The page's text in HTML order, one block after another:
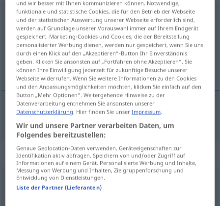
Wahlspruchm
Übersicht aller Übersetzungen
(Für mehr Details die Übersetzung anklicken/antippen)
devise
devisef Wahlspruch
Synonyme für "Wahlspruch"
Leitspruch,Parole,Maxime
und wir besser mit Ihnen kommunizieren können. Notwendige,
funktionale und statistische Cookies, die für den Betrieb der Webseite
und der statistischen Auswertung unserer Webseite erforderlich sind,
werden auf Grundlage unserer Vorauswahl immer auf Ihrem Endgerät
gespeichert. Marketing-Cookies und Cookies, die der Bereitstellung
personalisierter Werbung dienen, werden nur gespeichert, wenn Sie uns
durch einen Klick auf den „Akzeptieren“-Button Ihr Einverständnis
geben. Klicken Sie ansonsten auf „Fortfahren ohne Akzeptieren“. Sie
können Ihre Einwilligung jederzeit für zukünftige Besuche unserer
Webseite widerrufen. Wenn Sie weitere Informationen zu den Cookies
und den Anpassungsmöglichkeiten möchten, klicken Sie einfach auf den
Button „Mehr Optionen“. Weitergehende Hinweise zu der
Datenverarbeitung entnehmen Sie ansonsten unserer
Datenschutzerklärung. Hier finden Sie unserImpressum.
Wir und unsere Partner verarbeiten Daten, um
Folgendes bereitzustellen:
Genaue Geolocation-Daten verwenden. Geräteeigenschaften zur
Identifikation aktiv abfragen. Speichern von und/oder Zugriff auf
Informationen auf einem Gerät. Personalisierte Werbung und Inhalte,
Messung von Werbung und Inhalten, Zielgruppenforschung und
Entwicklung von Dienstleistungen.
Liste der Partner (Lieferanten)